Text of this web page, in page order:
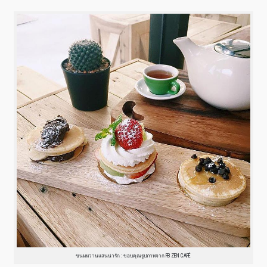
ขนมหวานแสนน่ารัก : ขอบคุณรูปภาพจาก FB ZEN CAFÉ